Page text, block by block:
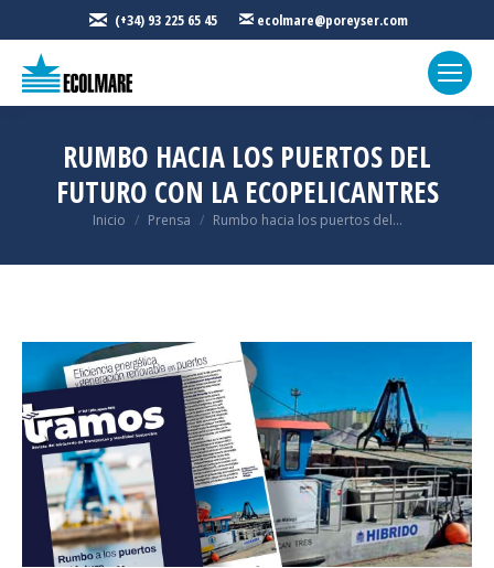
(+34) 93 225 65 45 ecolmare@poreyser.com
RUMBO HACIA LOS PUERTOS DEL
FUTURO CON LA ECOPELICANTRES
Estás aquí:
Inicio Prensa Rumbo hacia los puertos del...